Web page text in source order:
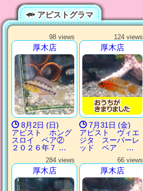
アピストグラマ
98 views
厚木店
8月2日 (日)
アピスト ホング
スロイ ペア②
２０２６年７ …
124 views
厚木店
7月31日 (金)
アピスト ヴィエ
ジタ スーパーレ
ッド ペア …
284 views
厚木店
66 views
厚木店